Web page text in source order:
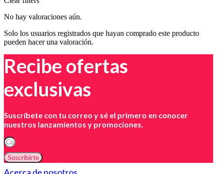
No hay valoraciones aún.
Solo los usuarios registrados que hayan comprado este producto
pueden hacer una valoración.
Recibe ofertas
exclusivas
Suscríbete con tu correo y sé el primero en conocer
nuestros lanzamientos y promociones.
Suscribirte